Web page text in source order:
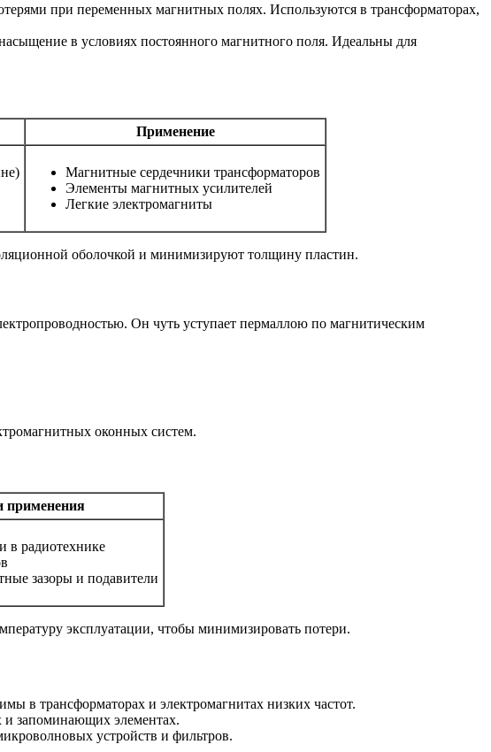
при переменных магнитных полях. Используются в трансформаторах,
в условиях постоянного магнитного поля. Идеальны для
Применение
Магнитные сердечники трансформаторов
Элементы магнитных усилителей
Легкие электромагниты
оболочкой и минимизируют толщину пластин.
Он чуть уступает пермаллою по магнитическим
оконных систем.
применения
в радиотехнике
зазоры и подавители
эксплуатации, чтобы минимизировать потери.
в трансформаторах и электромагнитах низких частот.
и запоминающих элементах.
устройств и фильтров.